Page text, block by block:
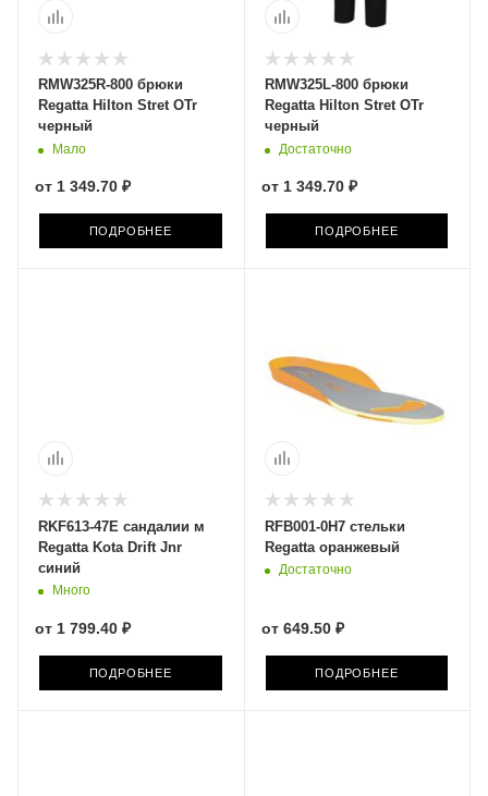
RMW325R-800 брюки
Regatta Hilton Stret OTr
черный
Мало
от 1 349.70 ₽
ПОДРОБНЕЕ
RMW325L-800 брюки
Regatta Hilton Stret OTr
черный
Достаточно
от 1 349.70 ₽
ПОДРОБНЕЕ
RKF613-47E сандалии м
Regatta Kota Drift Jnr
синий
Много
от 1 799.40 ₽
ПОДРОБНЕЕ
RFB001-0H7 стельки
Regatta оранжевый
Достаточно
от 649.50 ₽
ПОДРОБНЕЕ